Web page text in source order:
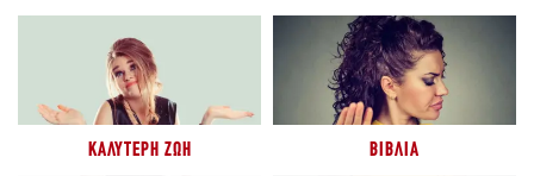
ΚΑΛΎΤΕΡΗ ΖΩΉ ΒΙΒΛΊΑ